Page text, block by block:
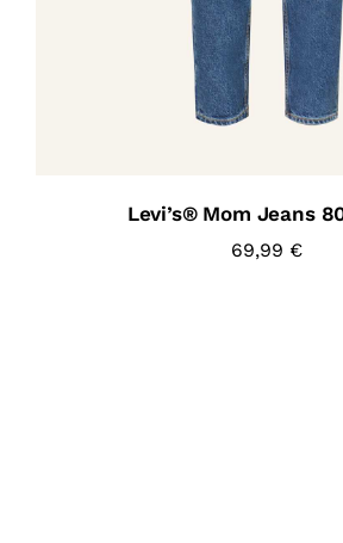
Levi’s® Mom Jeans
69,99 €